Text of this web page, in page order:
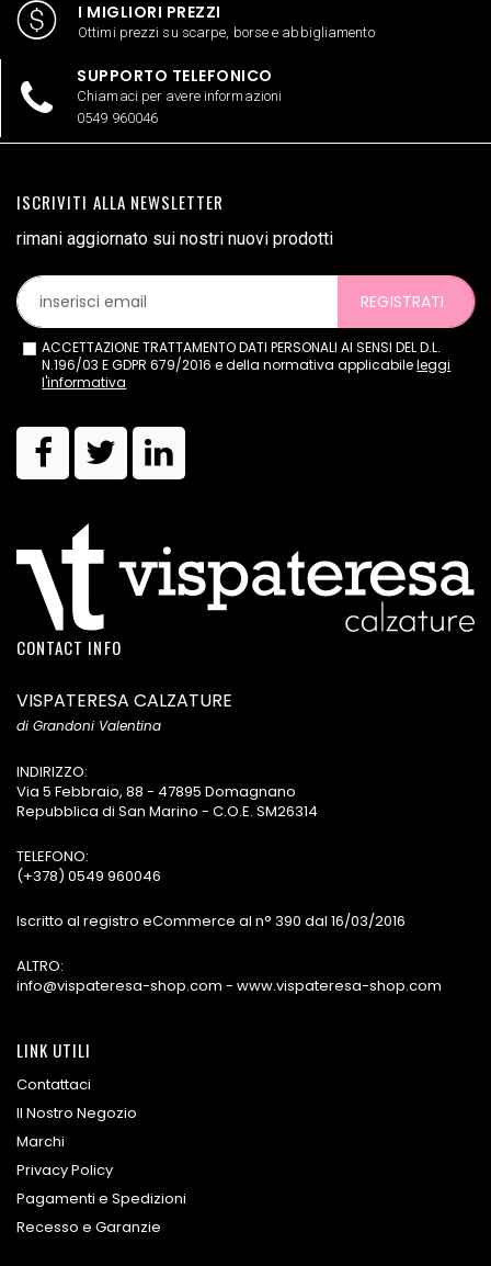
I MIGLIORI PREZZI
Ottimi prezzi su scarpe, borse e abbigliamento
SUPPORTO TELEFONICO
Chiamaci per avere informazioni
0549 960046
ISCRIVITI ALLA NEWSLETTER
rimani aggiornato sui nostri nuovi prodotti
REGISTRATI
ACCETTAZIONE TRATTAMENTO DATI PERSONALI AI SENSI DEL D.L.
N.196/03 E GDPR 679/2016 e della normativa applicabileleggi
l'informativa
CONTACT INFO
VISPATERESA CALZATURE
di Grandoni Valentina
INDIRIZZO:
Via 5 Febbraio, 88 - 47895 Domagnano
Repubblica di San Marino - C.O.E. SM26314
TELEFONO:
(+378) 0549 960046
Iscritto al registro eCommerce al n° 390 dal 16/03/2016
ALTRO:
info@vispateresa-shop.com - www.vispateresa-shop.com
LINK UTILI
Contattaci
Il Nostro Negozio
Marchi
Privacy Policy
Pagamenti e Spedizioni
Recesso e Garanzie